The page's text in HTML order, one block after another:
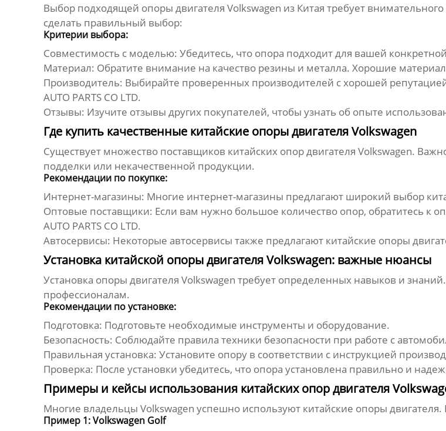
Выбор подходящей опоры двигателя Volkswagen из Китая требует
сделать правильный выбор:
Критерии выбора:
Совместимость с моделью: Убедитесь, что опора подходит для вашей
Материал: Обратите внимание на качество резины и металла. Хорошие
Производитель: Выбирайте проверенных производителей с хорошей
AUTO PARTS CO LTD.
Отзывы: Изучите отзывы других покупателей, чтобы узнать об опыте
Где купить качественные китайские опоры двигателя Volkswagen
Существует множество поставщиков китайских опор двигателя Volkswagen.
подделки или некачественной продукции.
Рекомендации по покупке:
Интернет-магазины: Многие интернет-магазины предлагают широкий выбор
Оптовые поставщики: Если вам нужно большое количество опор, обратитесь к
AUTO PARTS CO LTD.
Автосервисы: Некоторые автосервисы также предлагают китайские опоры
Установка китайской опоры двигателя Volkswagen: важные нюансы
Установка опоры двигателя Volkswagen требует определенных навыков и
профессионалам.
Рекомендации по установке:
Подготовка: Подготовьте необходимые инструменты и оборудование.
Безопасность: Соблюдайте правила техники безопасности при работе с
Правильная установка: Установите опору в соответствии с инструкцией
Проверка: После установки убедитесь, что опора установлена правильно и
Примеры и кейсы использования китайских опор двигателя
Многие владельцы Volkswagen успешно используют китайские опоры двигателя.
Пример 1: Volkswagen Golf